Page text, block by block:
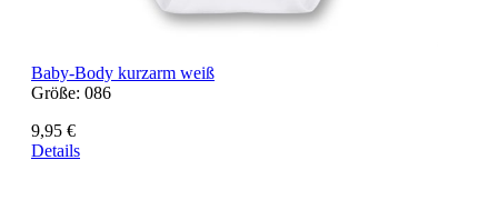
Baby-Body kurzarm weiß
Größe: 086
9,95 €
Details